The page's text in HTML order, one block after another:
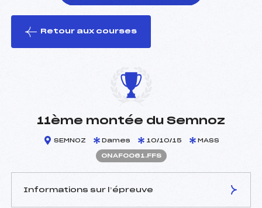
le ski
Retour aux courses
11ème montée du Semnoz
SEMNOZ Dames 10/10/15 MASS
ONAF0061.FFS
Informations sur l’épreuve